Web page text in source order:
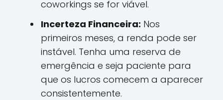
coworkings se for viável.
Incerteza Financeira: Nos
primeiros meses, a renda pode ser
instável. Tenha uma reserva de
emergência e seja paciente para
que os lucros comecem a aparecer
consistentemente.